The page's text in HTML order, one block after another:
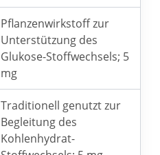
Pflanzenwirkstoff zur
Unterstützung des
Glukose-Stoffwechsels; 5
mg
Traditionell genutzt zur
Begleitung des
Kohlenhydrat-